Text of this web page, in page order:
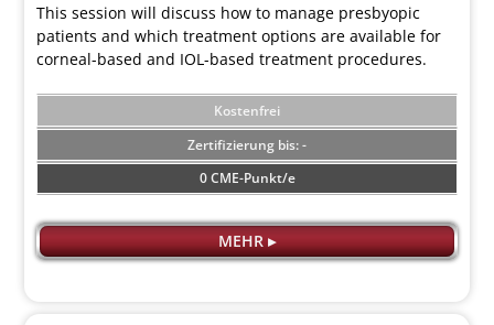
This session will discuss how to manage presbyopic
patients and which treatment options are available for
corneal-based and IOL-based treatment procedures.
Kostenfrei
-
0 CME-Punkt/e
MEHR ▸